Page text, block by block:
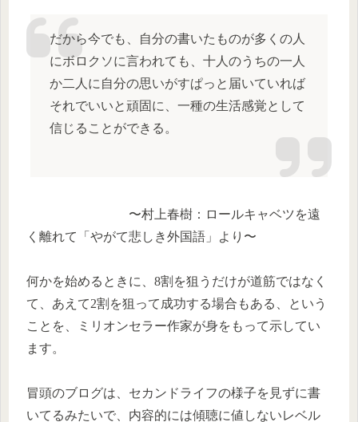
だから今でも、自分の書いたものが多くの人
にボロクソに言われても、十人のうちの一人
か二人に自分の思いがすぱっと届いていれば
それでいいと頑固に、一種の生活感覚として
信じることができる。
〜村上春樹：ロールキャベツを遠
く離れて「やがて悲しき外国語」より〜
何かを始めるときに、8割を狙うだけが道筋ではなく
て、あえて2割を狙って成功する場合もある、という
ことを、ミリオンセラー作家が身をもって示してい
ます。
冒頭のブログは、セカンドライフの様子を見ずに書
いてるみたいで、内容的には傾聴に値しないレベル